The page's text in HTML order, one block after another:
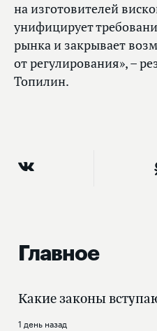
на изготовителей
унифицирует
рынка и закрывает
от регулирования», –
Топилин.
Главное
Какие законы
1 день назад